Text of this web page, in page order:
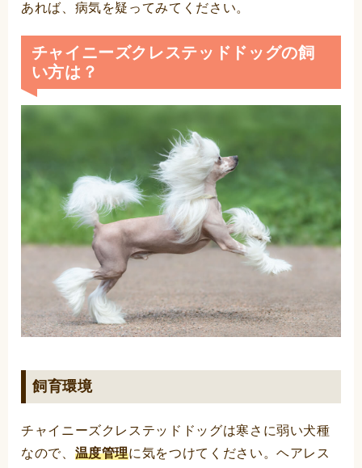
あれば、病気を疑ってみてください。
チャイニーズクレステッドドッグの飼
い方は？
飼育環境
チャイニーズクレステッドドッグは寒さに弱い犬種
なので、 温度管理に気をつけてください。ヘアレス